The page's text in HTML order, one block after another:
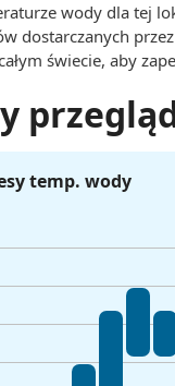
wody dla tej
dostarczanych
świecie, aby
temp. wody